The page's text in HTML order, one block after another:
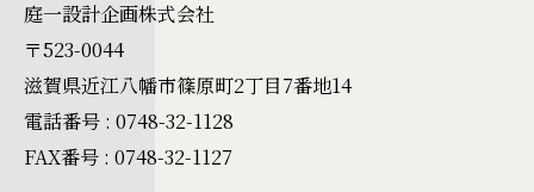
庭一設計企画株式会社
〒523-0044
滋賀県近江八幡市篠原町2丁目7番地14
電話番号 : 0748-32-1128
FAX番号 : 0748-32-1127